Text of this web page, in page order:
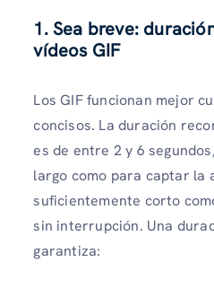
1. Sea breve:
vídeos GIF
Los GIF funcionan mejor
concisos. La duración
es de entre 2 y 6
largo como para captar la
suficientemente corto
sin interrupción. Una
garantiza: